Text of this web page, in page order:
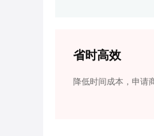
省时高效
降低时间成本，申请